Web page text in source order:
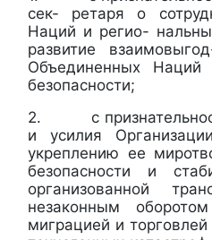
сек- ретаря о
Наций и регио-
развитие
Объединенных
безопасности;
2. с
и усилия
укреплению ее
безопасности и
организованной
незаконным
миграцией и